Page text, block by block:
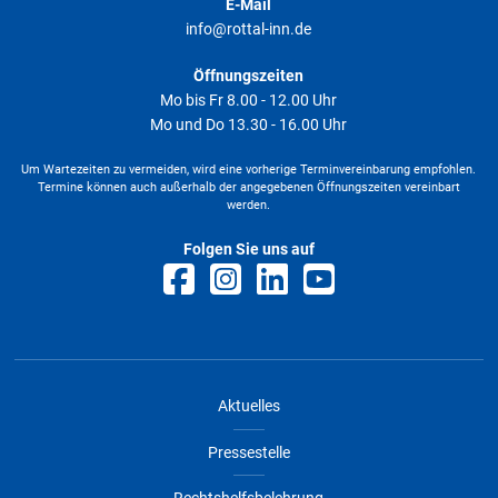
E-Mail
info@rottal-inn.de
Öffnungszeiten
Mo bis Fr 8.00 - 12.00 Uhr
Mo und Do 13.30 - 16.00 Uhr
Um Wartezeiten zu vermeiden, wird eine vorherige Terminvereinbarung empfohlen.
Termine können auch außerhalb der angegebenen Öffnungszeiten vereinbart
werden.
Folgen Sie uns auf
Aktuelles
Pressestelle